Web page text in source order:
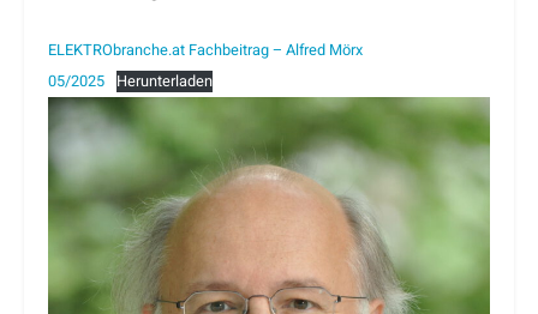
ELEKTRObranche.at Fachbeitrag – Alfred Mörx
05/2025
Herunterladen